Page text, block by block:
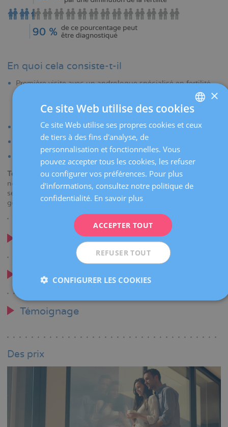
En quoi cela consiste-t-il
Première visite avec un andrologue spécialisé en fertilité,
afin de faire une évaluation de votre dossier médical, de
vos antécédents familiaux, de vos habitudes et de votre
style de vie.
Examen physique complet de l'appareil reproducteur.
Spermogramme.
Diagnotic et résultats avec l’andrologue.
Tests supplémentaires :il est possible que le médecin juge
nécessaire de vous soumettre à d'autres tests, tels qu'un
second spermogramme, une étude chromosomique ou
génétique.
Dans quels cas est-ce conseillé
Pourquoi nous choisir
Témoignage
Des prix
SPANISH
×
Ce site Web utilise des cookies
Ce site Web utilise ses propres cookies et ceux
de tiers à des fins d'analyse, de
personnalisation et fonctionnelles. Vous
pouvez accepter tous les cookies, les refuser
ou configurer vos préférences. Pour plus
d'informations, consultez notre politique de
confidentialité. En savoir plus
ACCEPTER TOUT
REFUSER TOUT
CONFIGURER LES COOKIES